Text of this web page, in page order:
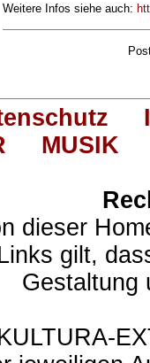
Weitere Infos siehe auch:
MUSIK
dieser
gilt,
Gestaltung